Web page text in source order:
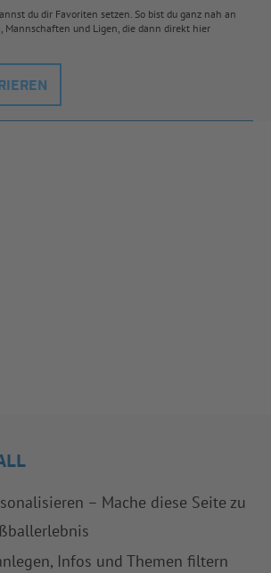
du dir Favoriten setzen. So bist du ganz nah an
Mannschaften und Ligen, die dann direkt hier
– Mache diese Seite zu
Infos und Themen filtern